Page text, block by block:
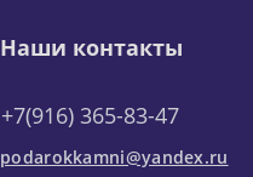
Наши контакты
+7(916) 365-83-47
podarokkamni@yandex.ru